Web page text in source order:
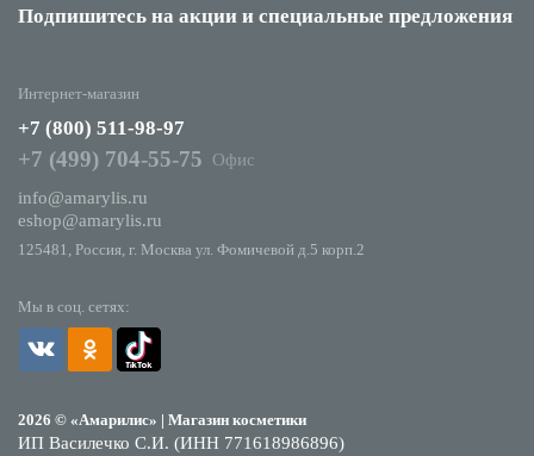
Подпишитесь на акции и специальные предложения
Мы в соц. сетях:
2026 © «Амарилис» | Магазин косметики
ИП Василечко С.И. (ИНН 771618986896)
Интернет-магазин
+7 (800) 511-98-97
+7 (499) 704-55-75
Офис
info@amarylis.ru
eshop@amarylis.ru
125481, Россия, г. Москва ул. Фомичевой д.5 корп.2